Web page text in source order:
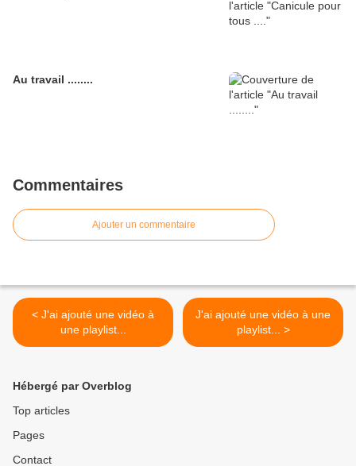
Au travail ........
Commentaires
Ajouter un commentaire
< J'ai ajouté une vidéo à
une playlist...
J'ai ajouté une vidéo à une
playlist... >
Hébergé par Overblog
Top articles
Pages
Contact